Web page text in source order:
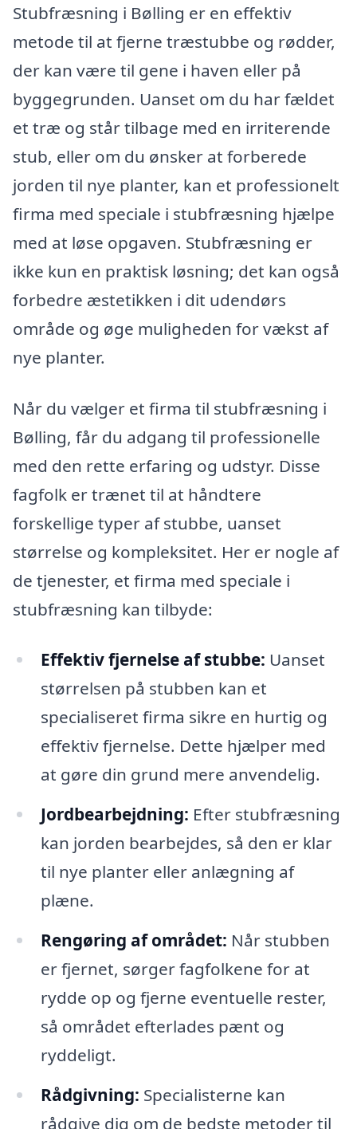
Stubfræsning i Bølling er en effektiv
metode til at fjerne træstubbe og rødder,
der kan være til gene i haven eller på
byggegrunden. Uanset om du har fældet
et træ og står tilbage med en irriterende
stub, eller om du ønsker at forberede
jorden til nye planter, kan et professionelt
firma med speciale i stubfræsning hjælpe
med at løse opgaven. Stubfræsning er
ikke kun en praktisk løsning; det kan også
forbedre æstetikken i dit udendørs
område og øge muligheden for vækst af
nye planter.
Når du vælger et firma til stubfræsning i
Bølling, får du adgang til professionelle
med den rette erfaring og udstyr. Disse
fagfolk er trænet til at håndtere
forskellige typer af stubbe, uanset
størrelse og kompleksitet. Her er nogle af
de tjenester, et firma med speciale i
stubfræsning kan tilbyde:
Effektiv fjernelse af stubbe: Uanset
størrelsen på stubben kan et
specialiseret firma sikre en hurtig og
effektiv fjernelse. Dette hjælper med
at gøre din grund mere anvendelig.
Jordbearbejdning: Efter stubfræsning
kan jorden bearbejdes, så den er klar
til nye planter eller anlægning af
plæne.
Rengøring af området: Når stubben
er fjernet, sørger fagfolkene for at
rydde op og fjerne eventuelle rester,
så området efterlades pænt og
ryddeligt.
Rådgivning: Specialisterne kan
rådgive dig om de bedste metoder til